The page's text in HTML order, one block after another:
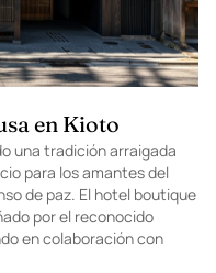
en Kioto
una tradición arraigada
para los amantes del
de paz. El hotel boutique
por el reconocido
en colaboración con